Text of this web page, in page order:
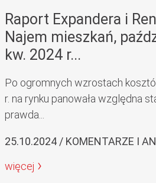
Raport Expandera i
Najem mieszkań,
kw. 2024 r...
Po ogromnych wzrostach
r. na rynku panowała względna
prawda...
25.10.2024 / KOMENTARZE I
więcej